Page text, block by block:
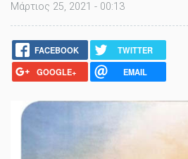
Μάρτιος 25, 2021 - 00:13
FACEBOOK
TWITTER
GOOGLE+
EMAIL